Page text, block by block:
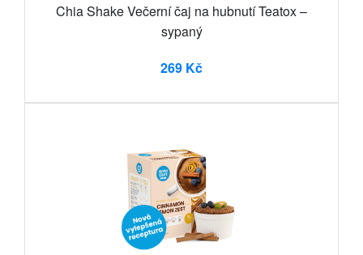
Chia Shake Večerní čaj na hubnutí Teatox –
sypaný
269 Kč